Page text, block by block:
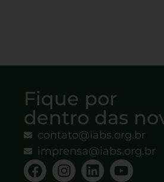
Fique por
dentro das
contato@iabs.org.br
imprensa@iabs.org.br